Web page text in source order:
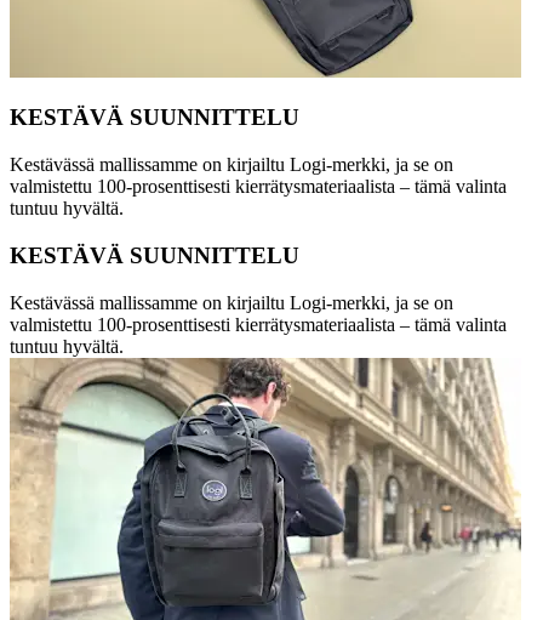
KESTÄVÄ SUUNNITTELU
Kestävässä mallissamme on kirjailtu Logi-merkki, ja se on
valmistettu 100-prosenttisesti kierrätysmateriaalista – tämä valinta
tuntuu hyvältä.
KESTÄVÄ SUUNNITTELU
Kestävässä mallissamme on kirjailtu Logi-merkki, ja se on
valmistettu 100-prosenttisesti kierrätysmateriaalista – tämä valinta
tuntuu hyvältä.